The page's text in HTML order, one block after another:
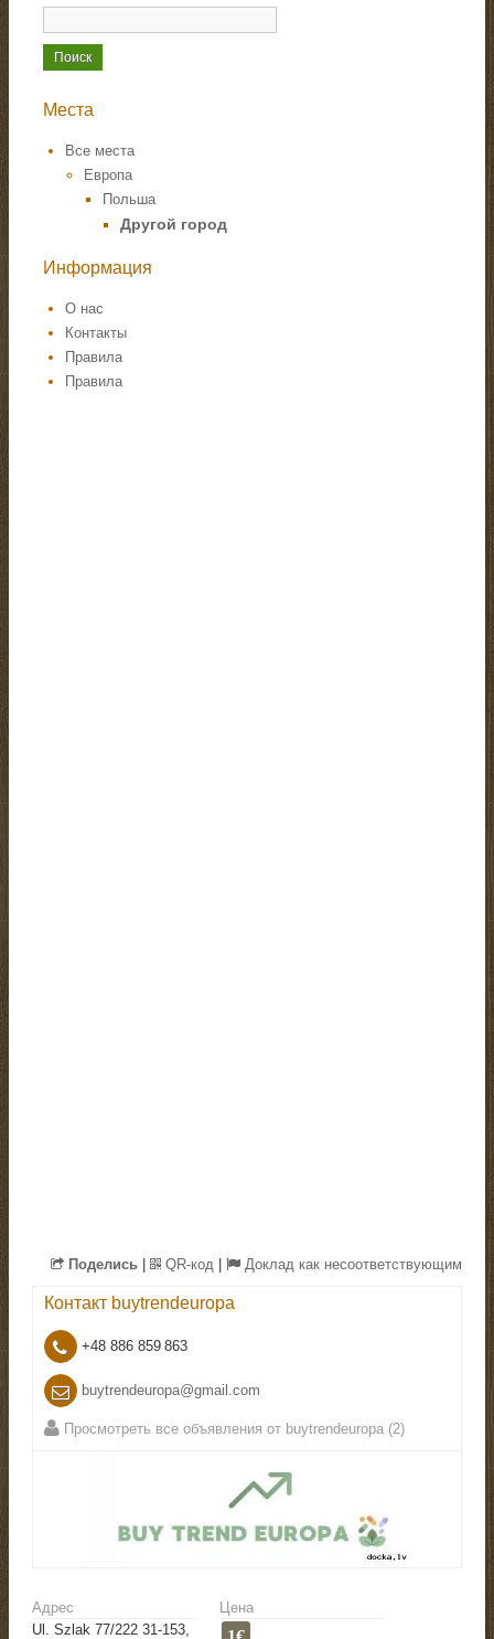
Места
Все места
Европа
Польша
Другой город
Информация
О нас
Контакты
Правила
Правила
Поделись | QR-код | Доклад как несоответствующим
Контакт buytrendeuropa
+48 886 859 863
buytrendeuropa@gmail.com
Просмотреть все объявления от buytrendeuropa (2)
Адрес
Ul. Szlak 77/222 31-153,
Цена